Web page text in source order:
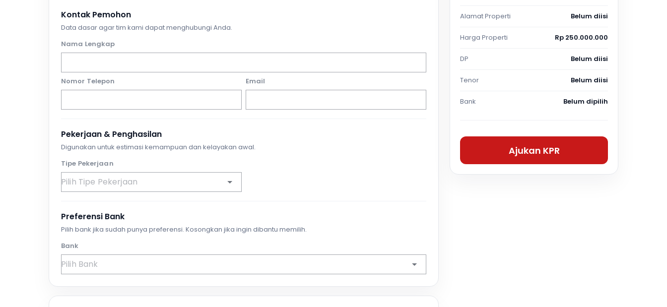
Kontak Pemohon
Data dasar agar tim kami dapat menghubungi Anda.
Nama Lengkap
Nomor Telepon Email
Pekerjaan & Penghasilan
Digunakan untuk estimasi kemampuan dan kelayakan awal.
Tipe Pekerjaan
Preferensi Bank
Pilih bank jika sudah punya preferensi. Kosongkan jika ingin dibantu memilih.
Bank
Alamat Properti Belum diisi
Harga Properti Rp 250.000.000
DP Belum diisi
Tenor Belum diisi
Bank Belum dipilih
Ajukan KPR